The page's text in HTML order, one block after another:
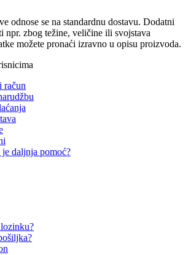
odnose se na standardnu ​​dostavu. Dodatni
npr. zbog težine, veličine ili svojstava
možete pronaći izravno u opisu proizvoda.
račun
je daljnja pomoć?